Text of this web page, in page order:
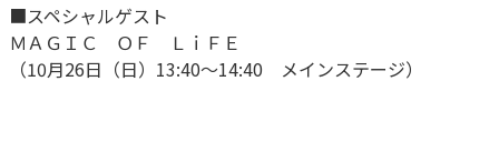
■スペシャルゲスト
ＭＡＧＩＣ ＯＦ ＬｉＦＥ
（10月26日（日）13:40〜14:40 メインステージ）